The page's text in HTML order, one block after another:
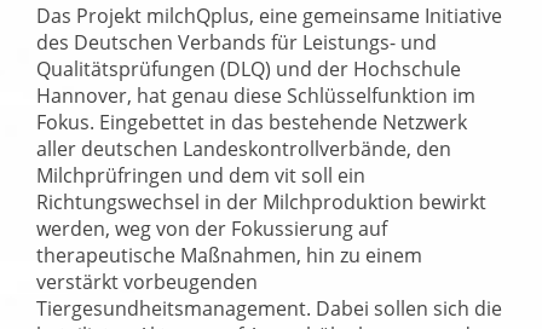
Das Projekt milchQplus, eine gemeinsame Initiative
des Deutschen Verbands für Leistungs- und
Qualitätsprüfungen (DLQ) und der Hochschule
Hannover, hat genau diese Schlüsselfunktion im
Fokus. Eingebettet in das bestehende Netzwerk
aller deutschen Landeskontrollverbände, den
Milchprüfringen und dem vit soll ein
Richtungswechsel in der Milchproduktion bewirkt
werden, weg von der Fokussierung auf
therapeutische Maßnahmen, hin zu einem
verstärkt vorbeugenden
Tiergesundheitsmanagement. Dabei sollen sich die